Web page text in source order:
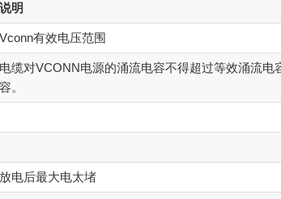
说明
Vconn有效电压范围
电缆对VCONN电源的涌流电容不得超过等效涌流电
容。
放电后最大电太堵